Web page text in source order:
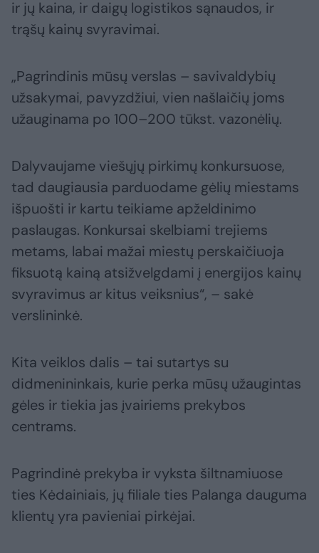
ir jų kaina, ir daigų logistikos sąnaudos, ir
trąšų kainų svyravimai.
„Pagrindinis mūsų verslas – savivaldybių
užsakymai, pavyzdžiui, vien našlaičių joms
užauginama po 100–200 tūkst. vazonėlių.
Dalyvaujame viešųjų pirkimų konkursuose,
tad daugiausia parduodame gėlių miestams
išpuošti ir kartu teikiame apželdinimo
paslaugas. Konkursai skelbiami trejiems
metams, labai mažai miestų perskaičiuoja
fiksuotą kainą atsižvelgdami į energijos kainų
svyravimus ar kitus veiksnius“, – sakė
verslininkė.
Kita veiklos dalis – tai sutartys su
didmenininkais, kurie perka mūsų užaugintas
gėles ir tiekia jas įvairiems prekybos
centrams.
Pagrindinė prekyba ir vyksta šiltnamiuose
ties Kėdainiais, jų filiale ties Palanga dauguma
klientų yra pavieniai pirkėjai.